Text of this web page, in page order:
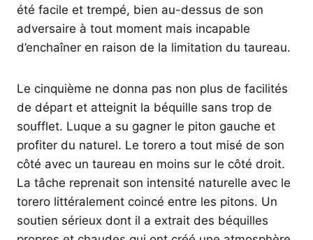
été facile et trempé, bien au-dessus de son
adversaire à tout moment mais incapable
d’enchaîner en raison de la limitation du taureau.
Le cinquième ne donna pas non plus de facilités
de départ et atteignit la béquille sans trop de
soufflet. Luque a su gagner le piton gauche et
profiter du naturel. Le torero a tout misé de son
côté avec un taureau en moins sur le côté droit.
La tâche reprenait son intensité naturelle avec le
torero littéralement coincé entre les pitons. Un
soutien sérieux dont il a extrait des béquilles